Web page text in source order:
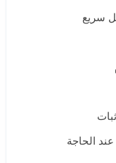
سريع
الحاجة